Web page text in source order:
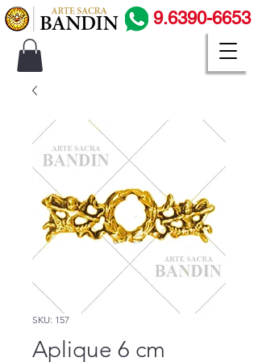
9.6390-6653
SKU: 157
Aplique 6 cm